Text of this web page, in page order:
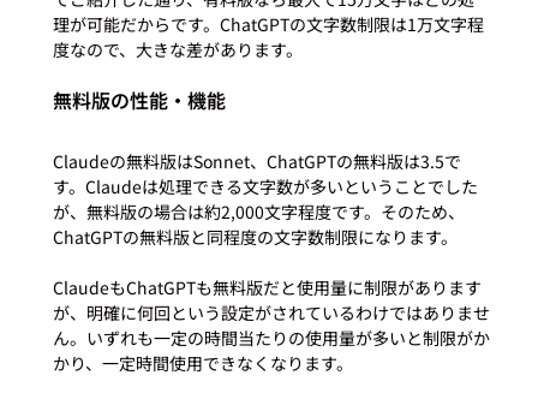
理が可能だからです。ChatGPTの文字数制限は1万文字程
無料版の性能・機能
Claudeの無料版はSonnet、ChatGPTの無料版は3.5で
す。Claudeは処理できる文字数が多いということでした
が、無料版の場合は約2,000文字程度です。そのため、
ChatGPTの無料版と同程度の文字数制限になります。
ClaudeもChatGPTも無料版だと使用量に制限があります
が、明確に何回という設定がされているわけではありませ
ん。いずれも一定の時間当たりの使用量が多いと制限がか
かり、一定時間使用できなくなります。